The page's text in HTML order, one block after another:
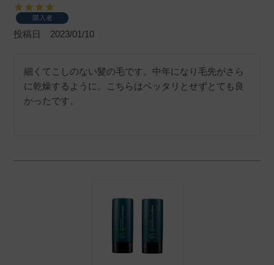
購入者
投稿日 2023/01/10
細くてこしのない髪の毛です。中年になり毛先がさら
に乾燥するように。こちらはベッタリとせずとても良
かったです。